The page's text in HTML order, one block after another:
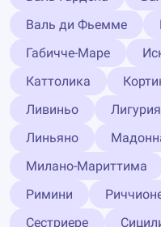
Валь ди Фьемме
Габичче-Маре
Каттолика
Ливиньо
Лигурия
Линьяно
Милано-Мариттима
Римини
Сестриере